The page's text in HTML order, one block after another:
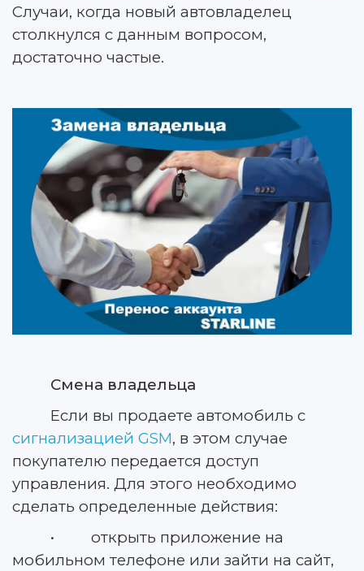
Случаи, когда новый автовладелец
столкнулся с данным вопросом,
достаточно частые.
Смена владельца
Если вы продаете автомобиль с
сигнализацией GSM, в этом случае
покупателю передается доступ
управления. Для этого необходимо
сделать определенные действия:
• открыть приложение на
мобильном телефоне или зайти на сайт,